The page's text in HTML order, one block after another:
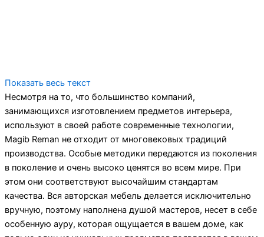
Показать весь текст
Несмотря на то, что большинство компаний,
занимающихся изготовлением предметов интерьера,
используют в своей работе современные технологии,
Magib Reman не отходит от многовековых традиций
производства. Особые методики передаются из поколения
в поколение и очень высоко ценятся во всем мире. При
этом они соответствуют высочайшим стандартам
качества. Вся авторская мебель делается исключительно
вручную, поэтому наполнена душой мастеров, несет в себе
особенную ауру, которая ощущается в вашем доме, как